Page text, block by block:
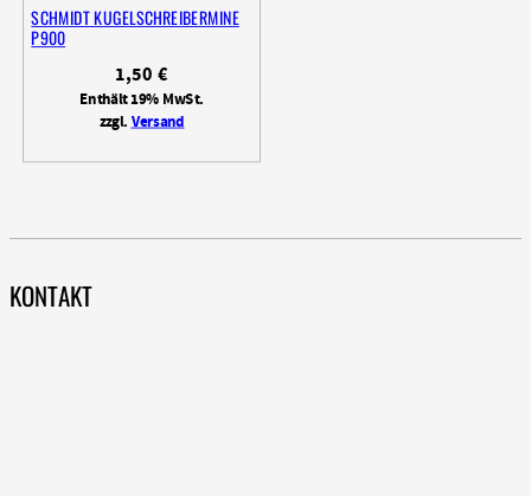
SCHMIDT KUGELSCHREIBERMINE
P900
1,50 €
Enthält 19% MwSt.
zzgl.Versand
KONTAKT